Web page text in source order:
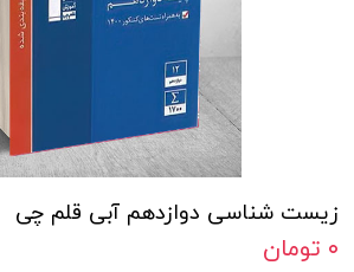
زیست شناسی دوازدهم آبی قلم چی
۰ تومان